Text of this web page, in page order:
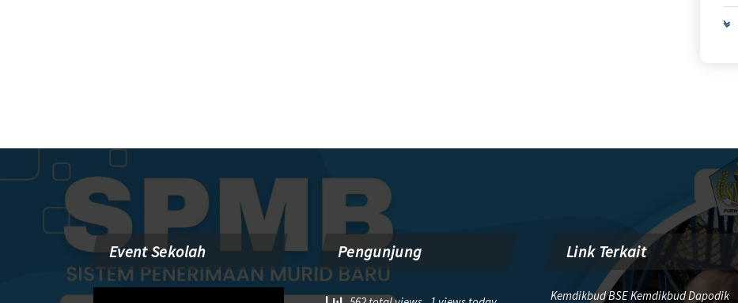
Event Sekolah
Pemutar
Pengunjung Link Terkait
Kemdikbud BSE Kemdikbud Dapodik